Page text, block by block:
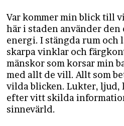
Var kommer min blick till
här i staden använder
energi. I stängda rum och
skarpa vinklar och
mänskor som korsar min
med allt de vill. Allt som
vilda blicken. Lukter, ljud,
efter vitt skilda
sinnevärld.